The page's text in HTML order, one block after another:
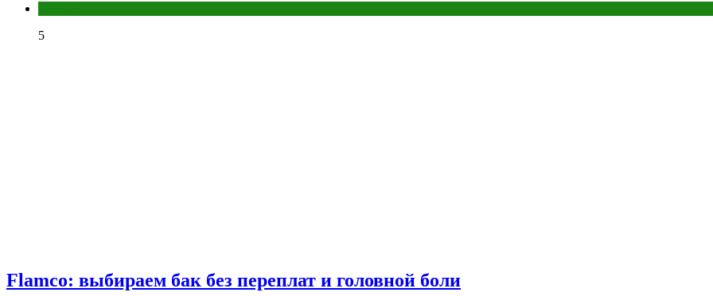
5
Flamco: выбираем бак без переплат и головной боли